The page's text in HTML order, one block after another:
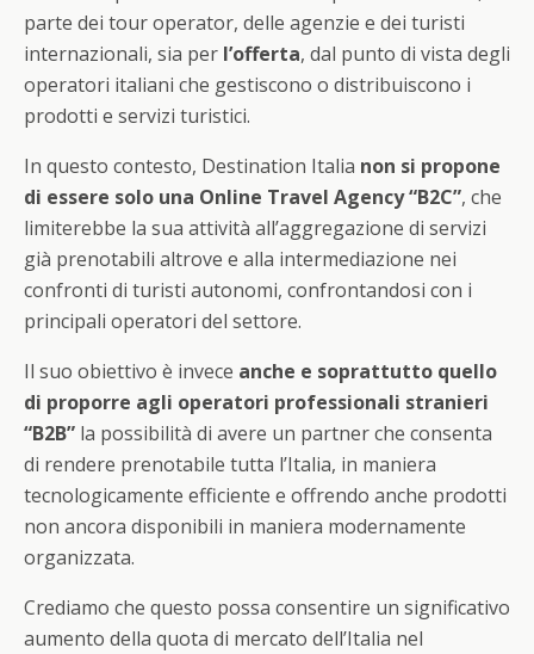
parte dei tour operator, delle agenzie e dei turisti
internazionali, sia per l’offerta, dal punto di vista degli
operatori italiani che gestiscono o distribuiscono i
prodotti e servizi turistici.
In questo contesto, Destination Italia non si propone
di essere solo una Online Travel Agency “B2C”, che
limiterebbe la sua attività all’aggregazione di servizi
già prenotabili altrove e alla intermediazione nei
confronti di turisti autonomi, confrontandosi con i
principali operatori del settore.
Il suo obiettivo è invece anche e soprattutto quello
di proporre agli operatori professionali stranieri
“B2B” la possibilità di avere un partner che consenta
di rendere prenotabile tutta l’Italia, in maniera
tecnologicamente efficiente e offrendo anche prodotti
non ancora disponibili in maniera modernamente
organizzata.
Crediamo che questo possa consentire un significativo
aumento della quota di mercato dell’Italia nel